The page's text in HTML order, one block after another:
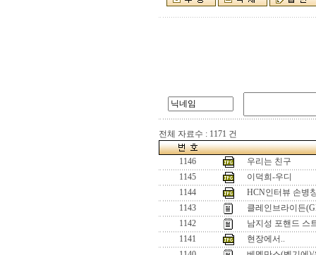
전체 자료수 : 1171 건
1146
우리는 친구
1145
이덕희-우디
1144
HCN인터뷰 손병
1143
클레인브라이든
1142
남지성 포핸드 스
1141
현장에서..